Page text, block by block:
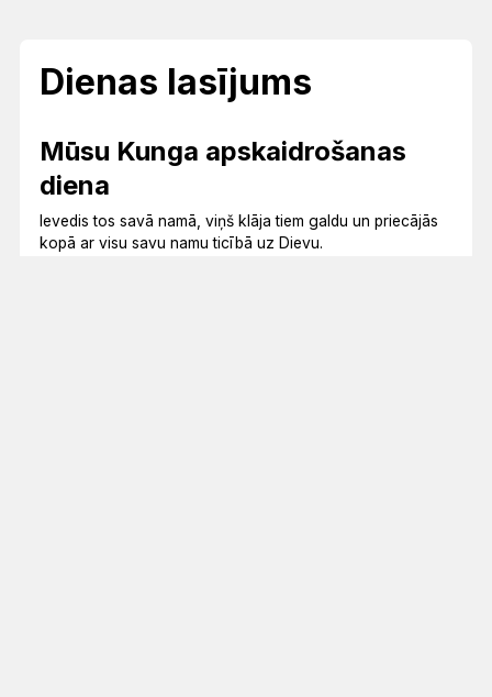
Dienas lasījums
Mūsu Kunga apskaidrošanas
diena
Ievedis tos savā namā, viņš klāja tiem galdu un priecājās
kopā ar visu savu namu ticībā uz Dievu.